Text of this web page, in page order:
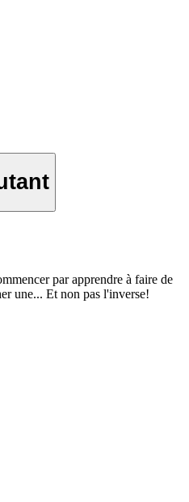
par apprendre à faire de
une... Et non pas l'inverse!